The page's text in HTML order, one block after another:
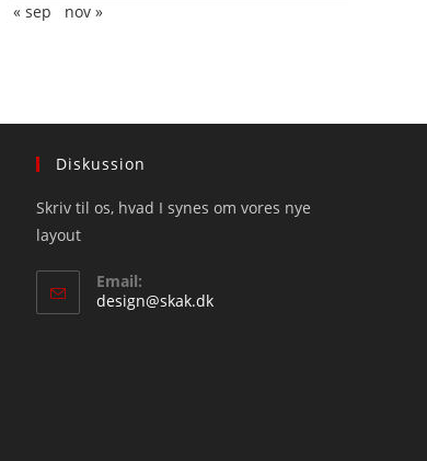
« sep nov »
Diskussion
Skriv til os, hvad I synes om vores nye
layout
Email:
design@skak.dkOpens